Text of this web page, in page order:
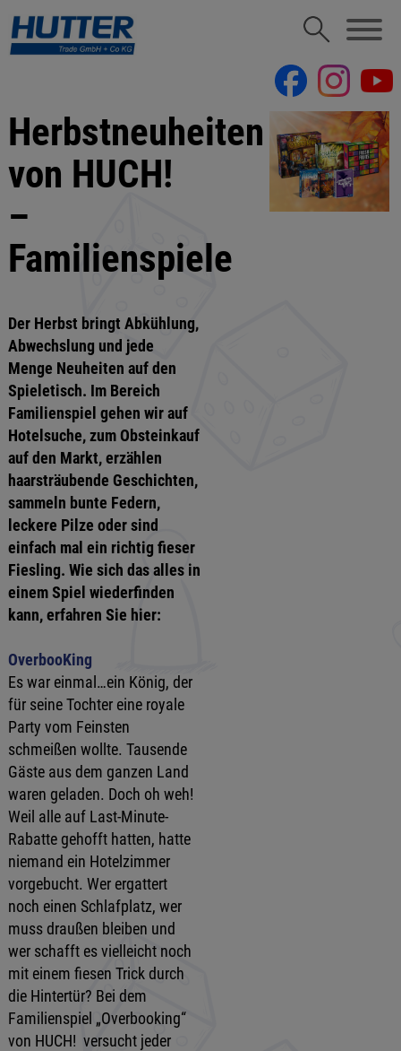
Herbstneuheiten
von HUCH!
–
Familienspiele
Der Herbst bringt Abkühlung,
Abwechslung und jede
Menge Neuheiten auf den
Spieletisch. Im Bereich
Familienspiel gehen wir auf
Hotelsuche, zum Obsteinkauf
auf den Markt, erzählen
haarsträubende Geschichten,
sammeln bunte Federn,
leckere Pilze oder sind
einfach mal ein richtig fieser
Fiesling. Wie sich das alles in
einem Spiel wiederfinden
kann, erfahren Sie hier:
OverbooKing
Es war einmal…ein König, der
für seine Tochter eine royale
Party vom Feinsten
schmeißen wollte. Tausende
Gäste aus dem ganzen Land
waren geladen. Doch oh weh!
Weil alle auf Last-Minute-
Rabatte gehofft hatten, hatte
niemand ein Hotelzimmer
vorgebucht. Wer ergattert
noch einen Schlafplatz, wer
muss draußen bleiben und
wer schafft es vielleicht noch
mit einem fiesen Trick durch
die Hintertür? Bei dem
Familienspiel „Overbooking“
von HUCH! versucht jeder